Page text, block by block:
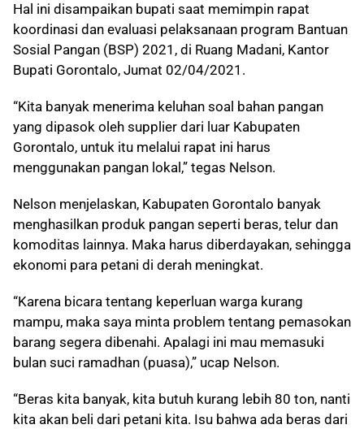
Hal ini disampaikan bupati saat memimpin rapat
koordinasi dan evaluasi pelaksanaan program Bantuan
Sosial Pangan (BSP) 2021, di Ruang Madani, Kantor
Bupati Gorontalo, Jumat 02/04/2021.
“Kita banyak menerima keluhan soal bahan pangan
yang dipasok oleh supplier dari luar Kabupaten
Gorontalo, untuk itu melalui rapat ini harus
menggunakan pangan lokal,” tegas Nelson.
Nelson menjelaskan, Kabupaten Gorontalo banyak
menghasilkan produk pangan seperti beras, telur dan
komoditas lainnya. Maka harus diberdayakan, sehingga
ekonomi para petani di derah meningkat.
“Karena bicara tentang keperluan warga kurang
mampu, maka saya minta problem tentang pemasokan
barang segera dibenahi. Apalagi ini mau memasuki
bulan suci ramadhan (puasa),” ucap Nelson.
“Beras kita banyak, kita butuh kurang lebih 80 ton, nanti
kita akan beli dari petani kita. Isu bahwa ada beras dari